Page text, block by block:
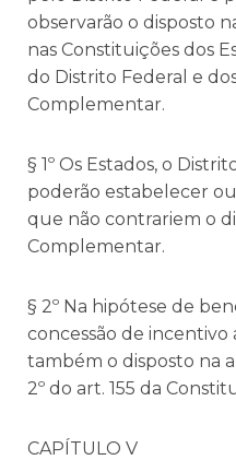
observarão o disposto
nas Constituições dos
do Distrito Federal e
Complementar.
§ 1º Os Estados, o
poderão estabelecer
que não contrariem o
Complementar.
§ 2º Na hipótese de
concessão de incentivo
também o disposto na
2º do art. 155 da
CAPÍTULO V